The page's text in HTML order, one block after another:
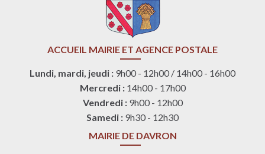
ACCUEIL MAIRIE ET AGENCE POSTALE
Lundi, mardi, jeudi : 9h00 - 12h00 / 14h00 - 16h00
Mercredi : 14h00 - 17h00
Vendredi : 9h00 - 12h00
Samedi : 9h30 - 12h30
MAIRIE DE DAVRON